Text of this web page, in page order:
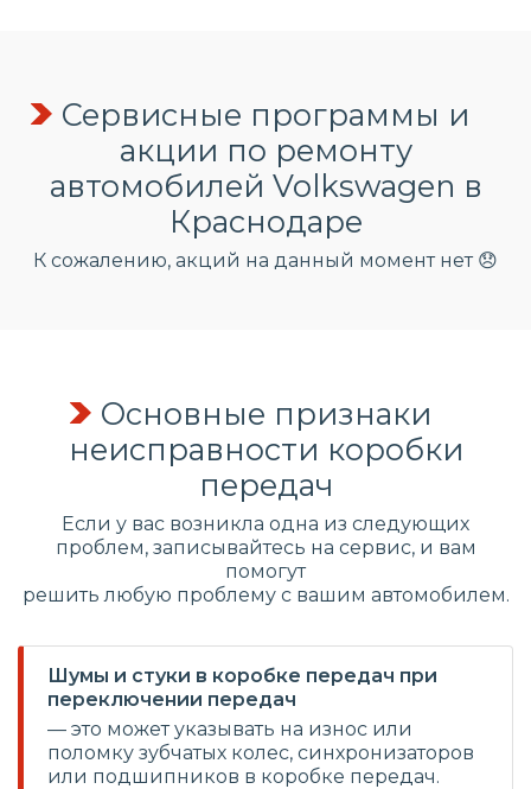
Сервисные программы и
акции по ремонту
автомобилей Volkswagen в
Краснодаре
К сожалению, акций на данный момент нет 😞
Основные признаки
неисправности коробки
передач
Если у вас возникла одна из следующих
проблем, записывайтесь на сервис, и вам
помогут
решить любую проблему с вашим автомобилем.
Шумы и стуки в коробке передач при
переключении передач
— это может указывать на износ или
поломку зубчатых колес, синхронизаторов
или подшипников в коробке передач.